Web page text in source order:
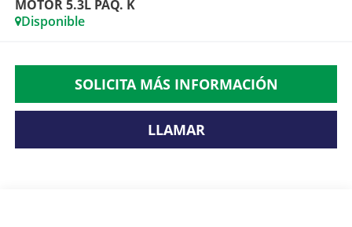
MOTOR 5.3L PAQ. K
Disponible
SOLICITA MÁS INFORMACIÓN
LLAMAR